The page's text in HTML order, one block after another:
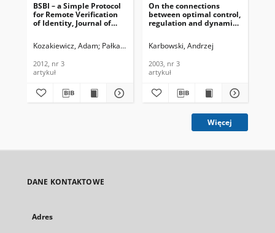
BSBI – a Simple Protocol
for Remote Verification
of Identity, Journal of
2012, nr 3
Kozakiewicz, Adam Pałka, Tomasz
2012, nr 3
artykuł
On the connections
between optimal control,
regulation and dynamic
and Information
Karbowski, Andrzej
2003, nr 3
artykuł
Więcej
DANE KONTAKTOWE
Adres